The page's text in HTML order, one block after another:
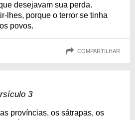
desejavam sua perda.
lhes, porque o terror se tinha
povos.
COMPARTILHAR
3
províncias, os sátrapas, os